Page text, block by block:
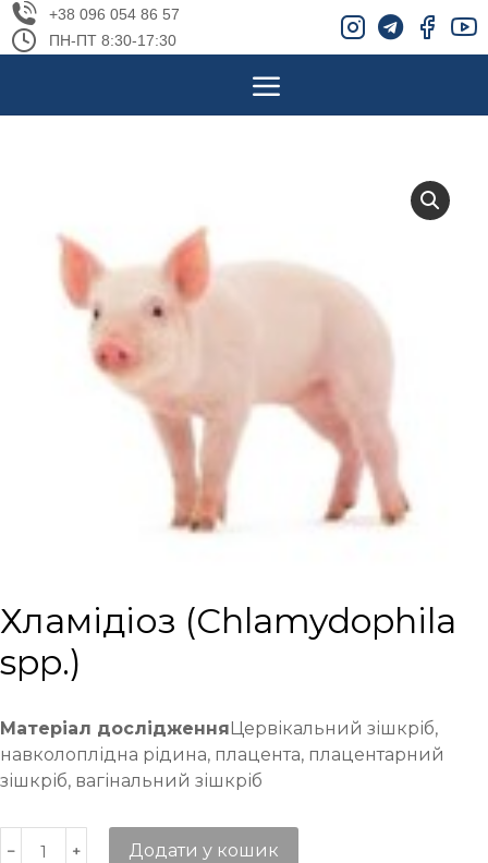
+38 096 054 86 57
ПН-ПТ 8:30-17:30
Хламідіоз (Chlamydophila
spp.)
Матеріал дослідження Цервікальний зішкріб,
навколоплідна рідина, плацента, плацентарний
зішкріб, вагінальний зішкріб
Додати у кошик